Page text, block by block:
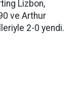
Lizbon,
ve Arthur
2-0 yendi.